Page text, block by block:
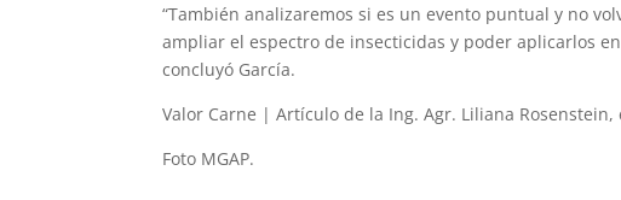
“También analizaremos si es un evento puntual y no
ampliar el espectro de insecticidas y poder aplicarlos
concluyó García.
Valor Carne | Artículo de la Ing. Agr. Liliana Rosenstein,
Foto MGAP.